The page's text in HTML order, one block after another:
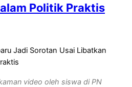
Politik Praktis
video oleh siswa di PN